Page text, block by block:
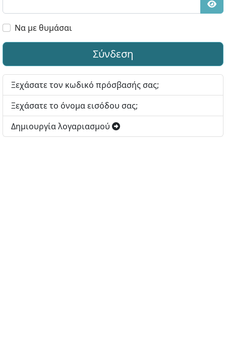
Να με θυμάσαι
Σύνδεση
Ξεχάσατε τον κωδικό πρόσβασής σας;
Ξεχάσατε το όνομα εισόδου σας;
Δημιουργία λογαριασμού